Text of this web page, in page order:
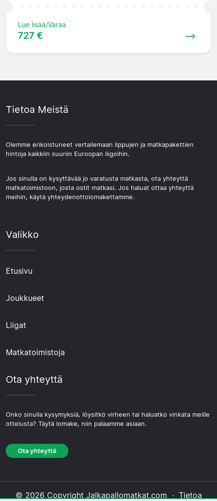
Lue lisää/Varaa
727 €
Tietoa Meistä
Olemme erikoistuneet vertailemaan lippujen ja matkapakettien
hintoja kaikkiin suuriin Euroopan liigoihin.
Jos sinulla on kysyttävää jo varatusta matkasta, ota yhteyttä
matkatoimistoon, josta ostit matkasi. Jos haluat ottaa yhteyttä
meihin, käytä yhteydenottolomakettamme.
Valikko
Etusivu
Joukkueet
Liigat
Matkatoimistoja
Ota yhteyttä
Onko sinulla kysymyksiä, löysitkö virheen tai haluatko vinkata meille
ottelusta? Täytä lomake, niin palaamme asiaan.
Ota yhteyttä
© 2026 Copyright Jalkapallomatkat.com · Tietoa